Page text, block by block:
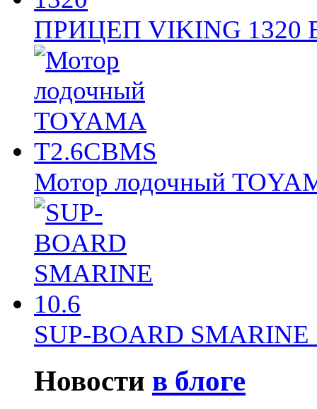
ПРИЦЕП VIKING
Мотор лодочный
SUP-BOARD
Новости в блоге